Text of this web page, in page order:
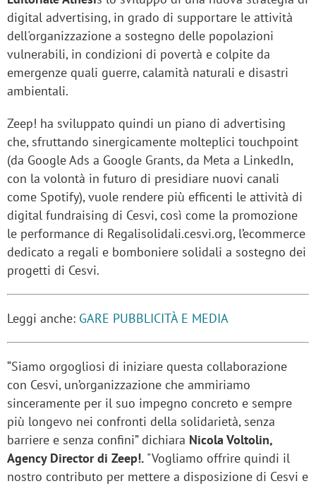
digital advertising, in grado di supportare le attività
dell'organizzazione a sostegno delle popolazioni
vulnerabili, in condizioni di povertà e colpite da
emergenze quali guerre, calamità naturali e disastri
ambientali.
Zeep! ha sviluppato quindi un piano di advertising
che, sfruttando sinergicamente molteplici touchpoint
(da Google Ads a Google Grants, da Meta a LinkedIn,
con la volontà in futuro di presidiare nuovi canali
come Spotify), vuole rendere più efficenti le attività di
digital fundraising di Cesvi, così come la promozione
le performance di Regalisolidali.cesvi.org, l’ecommerce
dedicato a regali e bomboniere solidali a sostegno dei
progetti di Cesvi.
Leggi anche: GARE PUBBLICITÀ E MEDIA
“Siamo orgogliosi di iniziare questa collaborazione
con Cesvi, un’organizzazione che ammiriamo
sinceramente per il suo impegno concreto e sempre
più longevo nei confronti della solidarietà, senza
barriere e senza confini” dichiara Nicola Voltolin,
Agency Director di Zeep!. "Vogliamo offrire quindi il
nostro contributo per mettere a disposizione di Cesvi e